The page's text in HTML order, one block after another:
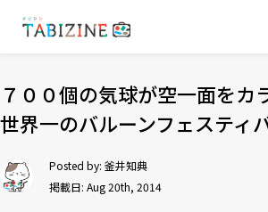
７００個の気球が空一面をカ
世界一のバルーンフェスティ
Posted by: 釜井知典
掲載日: Aug 20th, 2014